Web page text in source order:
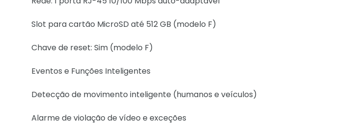
Slot para cartão MicroSD até 512 GB (modelo F)
Chave de reset: Sim (modelo F)
Eventos e Funções Inteligentes
Detecção de movimento inteligente (humanos e veículos)
Alarme de violação de vídeo e exceções